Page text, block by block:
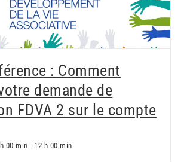
: Comment
demande de
FDVA 2 sur le compte
00 min - 12 h 00 min